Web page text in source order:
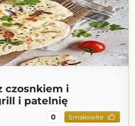
czosnkiem i
i patelnię
0 Smakowite